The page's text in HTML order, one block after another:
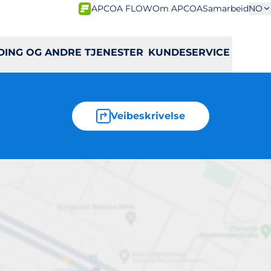
APCOA FLOWOm APCOASamarbeidNO
OG ANDRE TJENESTER KUNDESERVICE
Veibeskrivelse